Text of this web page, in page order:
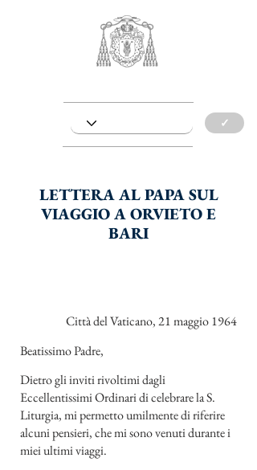
✓
LETTERA AL PAPA SUL
VIAGGIO A ORVIETO E
BARI
Città del Vaticano, 21 maggio 1964
Beatissimo Padre,
Dietro gli inviti rivoltimi dagli
Eccellentissimi Ordinari di celebrare la S.
Liturgia, mi permetto umilmente di riferire
alcuni pensieri, che mi sono venuti durante i
miei ultimi viaggi.